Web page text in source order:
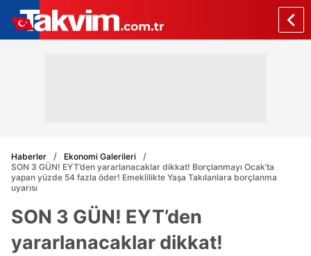
Haberler
Ekonomi Galerileri
SON 3 GÜN! EYT’den yararlanacaklar dikkat! Borçlanmayı Ocak’ta
yapan yüzde 54 fazla öder! Emeklilikte Yaşa Takılanlara borçlanma
uyarısı
SON 3 GÜN! EYT’den
yararlanacaklar dikkat!